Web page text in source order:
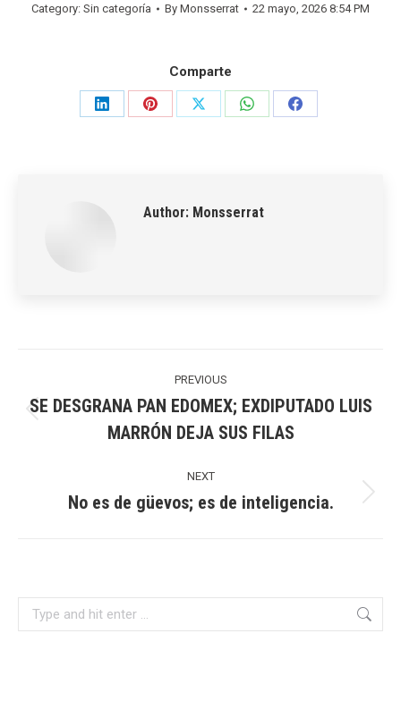
Category: Sin categoría By Monsserrat 22 mayo, 2026 8:54 PM
Comparte
Share
Share
Share
Share
Share
Author: Monsserrat
PREVIOUS
Previous
post:
SE DESGRANA PAN EDOMEX; EXDIPUTADO LUIS
MARRÓN DEJA SUS FILAS
NEXT
Next
No es de güevos; es de inteligencia.